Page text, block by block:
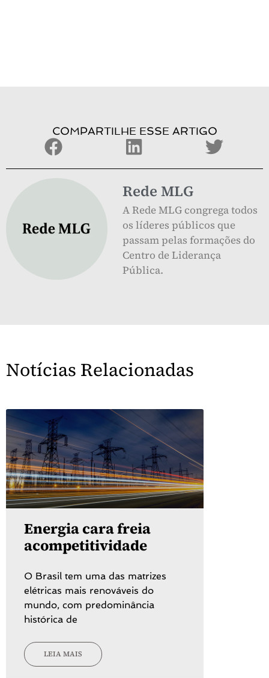
COMPARTILHE ESSE ARTIGO
Rede MLG
A Rede MLG congrega todos
os líderes públicos que
passam pelas formações do
Centro de Liderança
Pública.
Notícias Relacionadas
Energia cara freia
acompetitividade
O Brasil tem uma das matrizes
elétricas mais renováveis do
mundo, com predominância
histórica de
LEIA MAIS